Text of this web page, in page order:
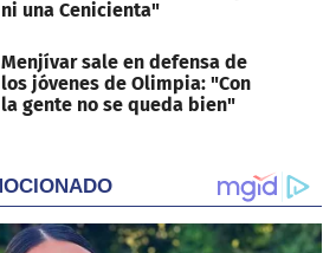
ni una Cenicienta"
Menjívar sale en defensa de
los jóvenes de Olimpia: "Con
la gente no se queda bien"